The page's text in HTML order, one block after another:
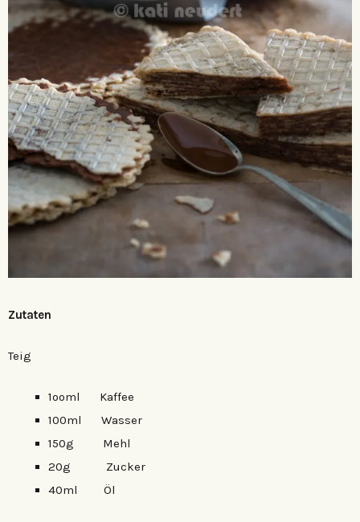
Zutaten
Teig
1ooml Kaffee
100ml Wasser
150g Mehl
20g Zucker
40ml Öl